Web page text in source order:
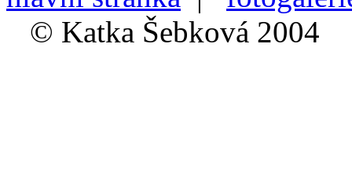
© Katka Šebková 2004